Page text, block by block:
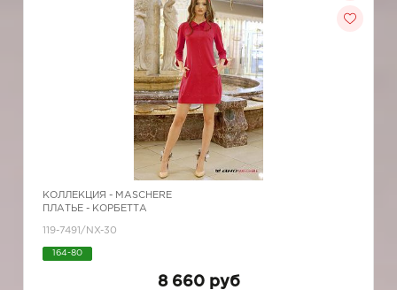
КОЛЛЕКЦИЯ - MASCHERE
ПЛАТЬЕ - КОРБЕТТА
119-7491/NX-30
164-80
8 660 руб